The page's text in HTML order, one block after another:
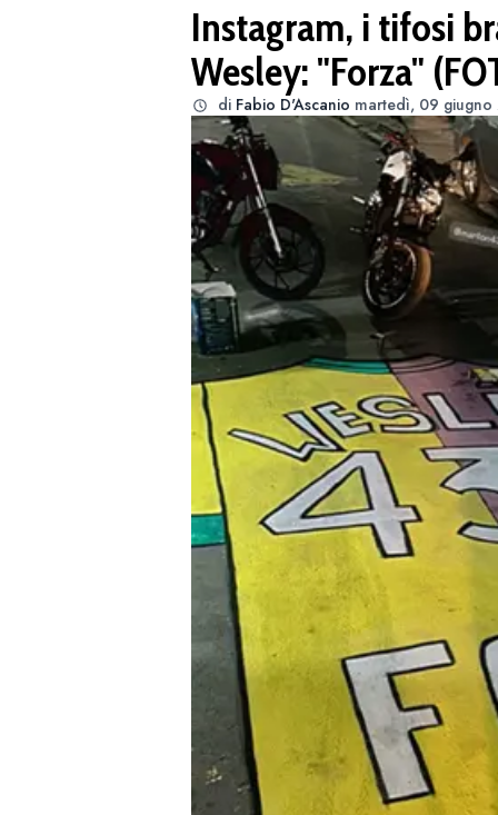
Instagram, i tifosi
Wesley: "Forza"
di Fabio D'Ascanio martedì, 09